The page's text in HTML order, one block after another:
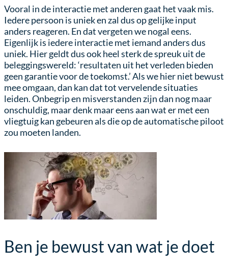
Vooral in de interactie met anderen gaat het vaak mis.
Iedere persoon is uniek en zal dus op gelijke input
anders reageren. En dat vergeten we nogal eens.
Eigenlijk is iedere interactie met iemand anders dus
uniek. Hier geldt dus ook heel sterk de spreuk uit de
beleggingswereld: ‘resultaten uit het verleden bieden
geen garantie voor de toekomst.’ Als we hier niet bewust
mee omgaan, dan kan dat tot vervelende situaties
leiden. Onbegrip en misverstanden zijn dan nog maar
onschuldig, maar denk maar eens aan wat er met een
vliegtuig kan gebeuren als die op de automatische piloot
zou moeten landen.
Ben je bewust van wat je doet